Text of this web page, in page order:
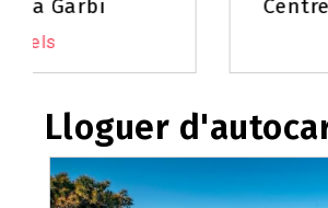
Centre Municipal de
Lloguer